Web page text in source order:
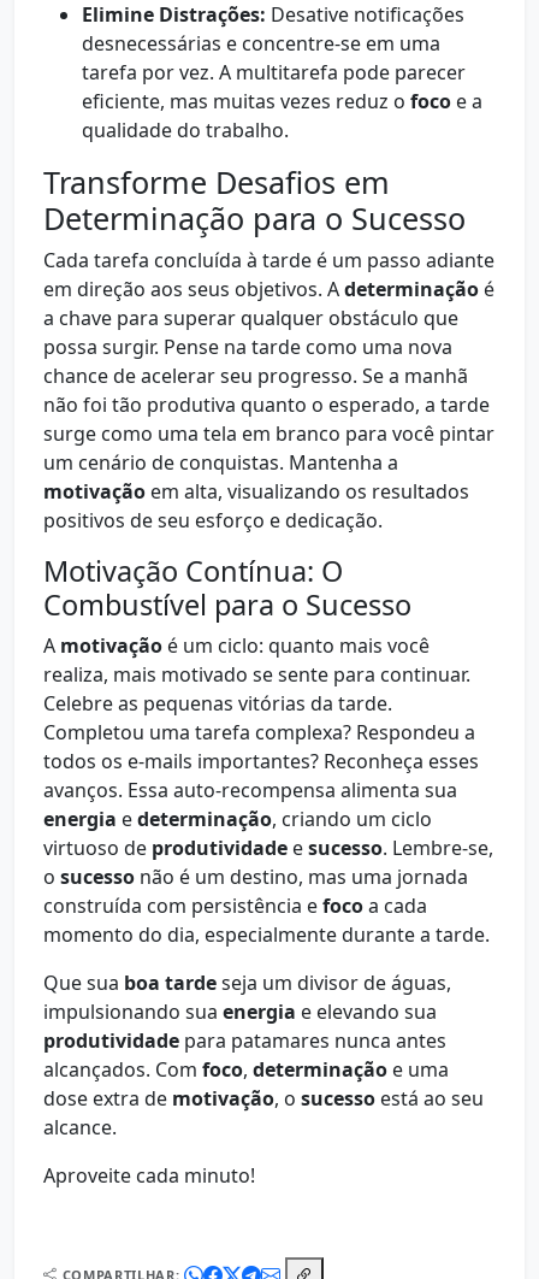
Elimine Distrações: Desative notificações
desnecessárias e concentre-se em uma
tarefa por vez. A multitarefa pode parecer
eficiente, mas muitas vezes reduz o foco e a
qualidade do trabalho.
Transforme Desafios em
Determinação para o Sucesso
Cada tarefa concluída à tarde é um passo adiante
em direção aos seus objetivos. Adeterminação é
a chave para superar qualquer obstáculo que
possa surgir. Pense na tarde como uma nova
chance de acelerar seu progresso. Se a manhã
não foi tão produtiva quanto o esperado, a tarde
surge como uma tela em branco para você pintar
um cenário de conquistas. Mantenha a
motivação em alta, visualizando os resultados
positivos de seu esforço e dedicação.
Motivação Contínua: O
Combustível para o Sucesso
A motivação é um ciclo: quanto mais você
realiza, mais motivado se sente para continuar.
Celebre as pequenas vitórias da tarde.
Completou uma tarefa complexa? Respondeu a
todos os e-mails importantes? Reconheça esses
avanços. Essa auto-recompensa alimenta sua
energia edeterminação, criando um ciclo
virtuoso de produtividade esucesso. Lembre-se,
o sucesso não é um destino, mas uma jornada
construída com persistência efocoa cada
momento do dia, especialmente durante a tarde.
Que sua boa tardeseja um divisor de águas,
impulsionando sua energia e elevando sua
produtividade para patamares nunca antes
alcançados. Com foco, determinação e uma
dose extra de motivação, o sucesso está ao seu
alcance.
Aproveite cada minuto!
COMPARTILHAR: